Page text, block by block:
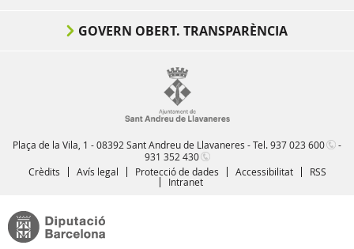
GOVERN OBERT. TRANSPARÈNCIA
Plaça de la Vila, 1 - 08392 Sant Andreu de Llavaneres - Tel.937 023 600
-
931 352 430
Crèdits
Avís legal Protecció de dades Accessibilitat
RSS
Intranet